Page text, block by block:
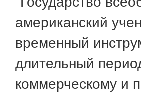
американский
временный
длительный
коммерческому и